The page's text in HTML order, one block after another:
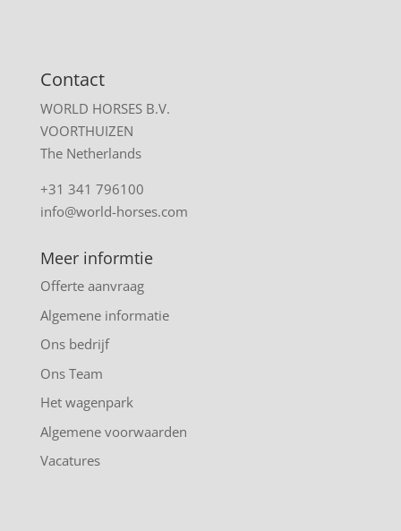
Contact
WORLD HORSES B.V.
VOORTHUIZEN
The Netherlands
+31 341 796100
info@world-horses.com
Meer informtie
Offerte aanvraag
Algemene informatie
Ons bedrijf
Ons Team
Het wagenpark
Algemene voorwaarden
Vacatures